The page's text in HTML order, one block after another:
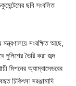
ছবি সংবলিত
সংরক্ষিত আছে,
পুলিশের তৈরি করা জব্দ
মিশনের অ্যাম্বাসেডরের
চিকিৎসা সরঞ্জামাদি